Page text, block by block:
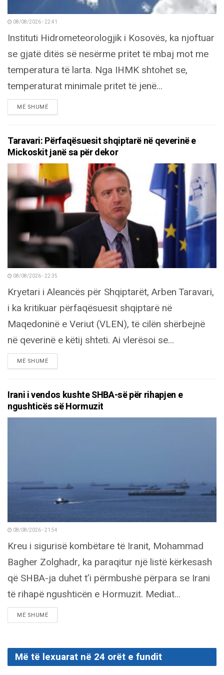
08/08/2026 - 22:41
Instituti Hidrometeorologjik i Kosovës, ka njoftuar
se gjatë ditës së nesërme pritet të mbaj mot me
temperatura të larta. Nga IHMK shtohet se,
temperaturat minimale pritet të jenë...
MË SHUMËDETAILS
Taravari: Përfaqësuesit shqiptarë në qeverinë e
Mickoskit janë sa për dekor
08/08/2026 - 22:35
Kryetari i Aleancës për Shqiptarët, Arben Taravari,
i ka kritikuar përfaqësuesit shqiptarë në
Maqedoninë e Veriut (VLEN), të cilën shërbejnë
në qeverinë e këtij shteti. Ai vlerësoi se...
MË SHUMËDETAILS
Irani i vendos kushte SHBA-së për rihapjen e
ngushticës së Hormuzit
08/08/2026 - 21:54
Kreu i sigurisë kombëtare të Iranit, Mohammad
Bagher Zolghadr, ka paraqitur një listë kërkesash
që SHBA-ja duhet t’i përmbushë përpara se Irani
të rihapë ngushticën e Hormuzit. Mediat...
MË SHUMËDETAILS
Më të lexuarat në 24 orët e fundit